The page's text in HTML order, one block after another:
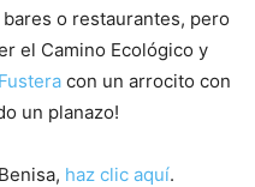
o restaurantes, pero
el Camino Ecológico y
con un arrocito con
un planazo!
haz clic aquí.